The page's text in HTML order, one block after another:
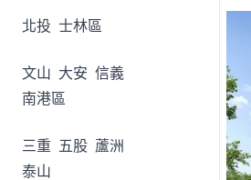
北投 士林區
文山 大安 信義
南港區
三重 五股 蘆洲
泰山